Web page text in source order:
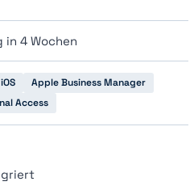
in 4 Wochen
iOS
Apple Business Manager
Access